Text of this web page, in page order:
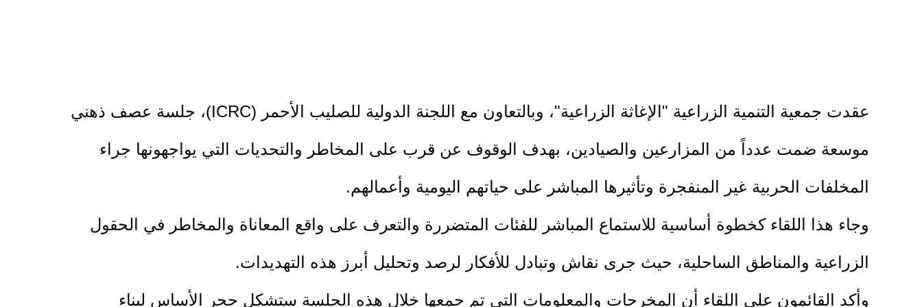
عقدت جمعية التنمية الزراعية "الإغاثة الزراعية"، وبالتعاون مع اللجنة الدولية للصليب الأحمر (ICRC)، جلسة عصف ذهني
موسعة ضمت عدداً من المزارعين والصيادين، بهدف الوقوف عن قرب على المخاطر والتحديات التي يواجهونها جراء
المخلفات الحربية غير المنفجرة وتأثيرها المباشر على حياتهم اليومية وأعمالهم.
وجاء هذا اللقاء كخطوة أساسية للاستماع المباشر للفئات المتضررة والتعرف على واقع المعاناة والمخاطر في الحقول
الزراعية والمناطق الساحلية، حيث جرى نقاش وتبادل للأفكار لرصد وتحليل أبرز هذه التهديدات.
وأكد القائمون على اللقاء أن المخرجات والمعلومات التي تم جمعها خلال هذه الجلسة ستشكل حجر الأساس لبناء